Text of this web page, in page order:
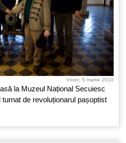
Vineri, 5 martie 2010
la Muzeul Național Secuiesc
de revoluționarul pașoptist